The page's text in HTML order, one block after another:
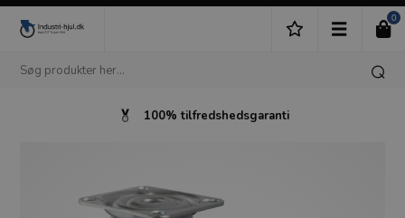
0
100% tilfredshedsgaranti